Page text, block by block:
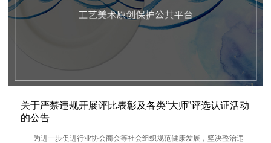
关于严禁违规开展评比表彰及各类“大师”评选认证活动
的公告
为进一步促进行业协会商会等社会组织规范健康发展，坚决整治违